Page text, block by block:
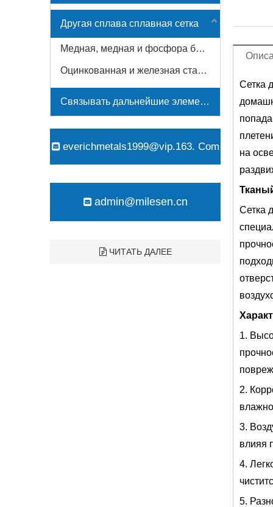
Другая сплава сплавная сетка
Медная, медная и фосфора бронзовая сетка
Оцинкованная и железная стальная сетка
Связывать дальнейшие элементы обработки
 everichmetals1999@vip.163. Com
 admin@milesen.cn
ЧИТАТЬ ДАЛЕЕ
Сетка
на
Сетка
1.
2.
3.
влияя
4.
5.